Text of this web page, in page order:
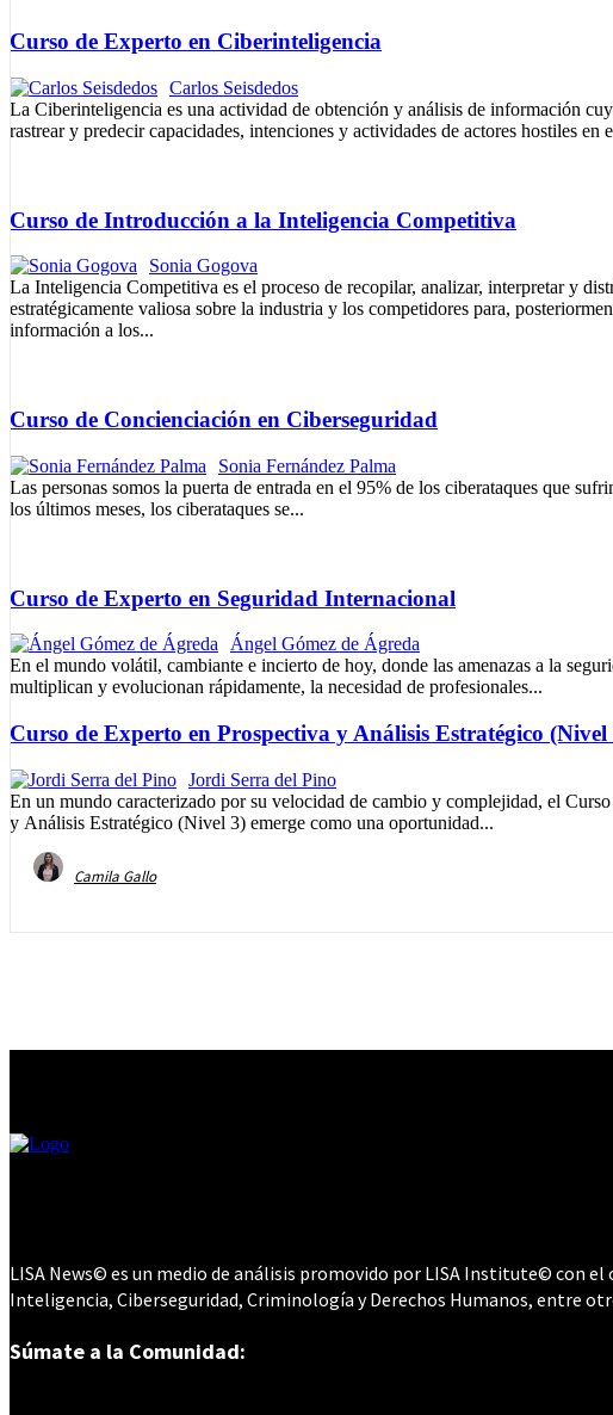
Curso de Experto en Ciberinteligencia
Carlos Seisdedos
La Ciberinteligencia es una actividad de obtención y análisis de información
rastrear y predecir capacidades, intenciones y actividades de actores hostiles en
Curso de Introducción a la Inteligencia Competitiva
Sonia Gogova
La Inteligencia Competitiva es el proceso de recopilar, analizar, interpretar y
estratégicamente valiosa sobre la industria y los competidores para,
información a los...
Curso de Concienciación en Ciberseguridad
Sonia Fernández Palma
Las personas somos la puerta de entrada en el 95% de los ciberataques que
los últimos meses, los ciberataques se...
Curso de Experto en Seguridad Internacional
Ángel Gómez de Ágreda
En el mundo volátil, cambiante e incierto de hoy, donde las amenazas a la
multiplican y evolucionan rápidamente, la necesidad de profesionales...
Curso de Experto en Prospectiva y Análisis Estratégico (Nivel
Jordi Serra del Pino
En un mundo caracterizado por su velocidad de cambio y complejidad, el
y Análisis Estratégico (Nivel 3) emerge como una oportunidad...
Camila Gallo
LISA News© es un medio de análisis promovido por LISA Institute© con
Inteligencia, Ciberseguridad, Criminología y Derechos Humanos, entre
Súmate a la Comunidad: